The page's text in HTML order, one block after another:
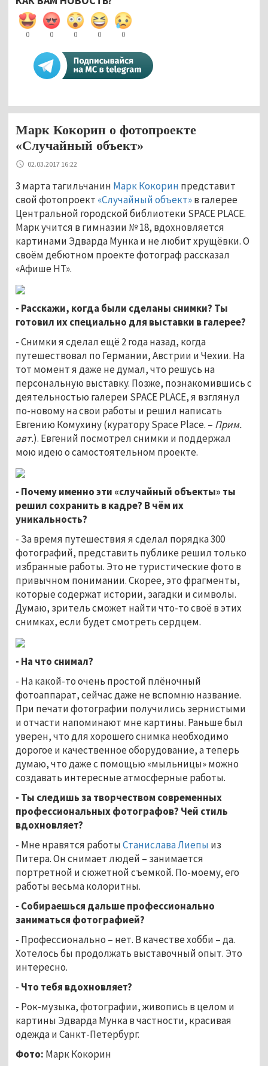
0 0 0 0 0
Марк Кокорин о фотопроекте
«Случайный объект»
02.03.2017 16:22
3 марта тагильчанин Марк Кокорин представит
свой фотопроект «Случайный объект»в галерее
Центральной городской библиотеки SPACE PLACE.
Марк учится в гимназии № 18, вдохновляется
картинами Эдварда Мунка и не любит хрущёвки. О
своём дебютном проекте фотограф рассказал
«Афише НТ».
- Расскажи, когда были сделаны снимки? Ты
готовил их специально для выставки в галерее?
- Снимки я сделал ещё 2 года назад, когда
путешествовал по Германии, Австрии и Чехии. На
тот момент я даже не думал, что решусь на
персональную выставку. Позже, познакомившись с
деятельностью галереи SPACE PLACE, я взглянул
по-новому на свои работы и решил написать
Евгению Комухину (куратору Space Place. – Прим.
авт.). Евгений посмотрел снимки и поддержал
мою идею о самостоятельном проекте.
- Почему именно эти «случайный объекты» ты
решил сохранить в кадре? В чём их
уникальность?
- За время путешествия я сделал порядка 300
фотографий, представить публике решил только
избранные работы. Это не туристические фото в
привычном понимании. Скорее, это фрагменты,
которые содержат истории, загадки и символы.
Думаю, зритель сможет найти что-то своё в этих
снимках, если будет смотреть сердцем.
- На что снимал?
- На какой-то очень простой плёночный
фотоаппарат, сейчас даже не вспомню название.
При печати фотографии получились зернистыми
и отчасти напоминают мне картины. Раньше был
уверен, что для хорошего снимка необходимо
дорогое и качественное оборудование, а теперь
думаю, что даже с помощью «мыльницы» можно
создавать интересные атмосферные работы.
- Ты следишь за творчеством современных
профессиональных фотографов? Чей стиль
вдохновляет?
- Мне нравятся работыСтанислава Лиепы из
Питера. Он снимает людей – занимается
портретной и сюжетной съемкой. По-моему, его
работы весьма колоритны.
- Собираешься дальше профессионально
заниматься фотографией?
- Профессионально – нет. В качестве хобби – да.
Хотелось бы продолжать выставочный опыт. Это
интересно.
- Что тебя вдохновляет?
- Рок-музыка, фотографии, живопись в целом и
картины Эдварда Мунка в частности, красивая
одежда и Санкт-Петербург.
Фото: Марк Кокорин